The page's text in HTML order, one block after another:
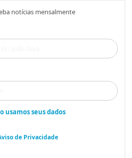
notícias mensalmente
usamos seus dados
de Privacidade